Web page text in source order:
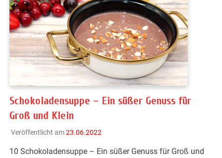
Schokoladensuppe – Ein süßer Genuss für
Groß und Klein
Veröffentlicht am23.06.2022
10 Schokoladensuppe – Ein süßer Genuss für Groß und